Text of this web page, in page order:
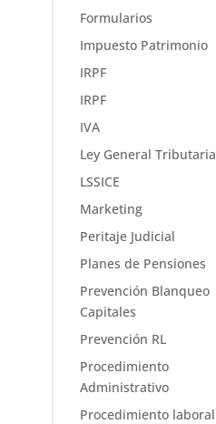
Formularios
Impuesto Patrimonio
IRPF
IRPF
IVA
Ley General Tributaria
LSSICE
Marketing
Peritaje Judicial
Planes de Pensiones
Prevención Blanqueo
Capitales
Prevención RL
Procedimiento
Administrativo
Procedimiento laboral